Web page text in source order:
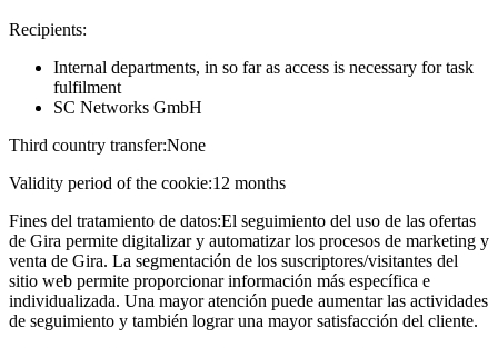
Recipients:
Internal departments, in so far as access is necessary for task
fulfilment
SC Networks GmbH
Third country transfer:None
Validity period of the cookie:12 months
Fines del tratamiento de datos:El seguimiento del uso de las ofertas
de Gira permite digitalizar y automatizar los procesos de marketing y
venta de Gira. La segmentación de los suscriptores/visitantes del
sitio web permite proporcionar información más específica e
individualizada. Una mayor atención puede aumentar las actividades
de seguimiento y también lograr una mayor satisfacción del cliente.